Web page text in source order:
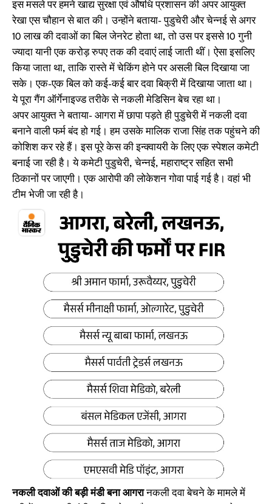
इस मसले पर हमने खाद्य सुरक्षा एवं औषधि प्रशासन की अपर आयुक्त
रेखा एस चौहान से बात की। उन्होंने बताया- पुडुचेरी और चेन्नई से अगर
10 लाख की दवाओं का बिल जेनरेट होता था, तो उस पर इससे 10 गुनी
ज्यादा यानी एक करोड़ रुपए तक की दवाएं लाई जाती थीं। ऐसा इसलिए
किया जाता था, ताकि रास्ते में चेकिंग होने पर असली बिल दिखाया जा
सके। एक-एक बिल को कई-कई बार दवा बिक्री में दिखाया जाता था।
ये पूरा गैंग ऑर्गेनाइज्ड तरीके से नकली मेडिसिन बेच रहा था।
अपर आयुक्त ने बताया- आगरा में छापा पड़ते ही पुडुचेरी में नकली दवा
बनाने वाली फर्म बंद हो गई। हम उसके मालिक राजा सिंह तक पहुंचने की
कोशिश कर रहे हैं। इस पूरे केस की इन्क्वायरी के लिए एक स्पेशल कमेटी
बनाई जा रही है। ये कमेटी पुडुचेरी, चेन्नई, महाराष्ट्र सहित सभी
ठिकानों पर जाएगी। एक आरोपी की लोकेशन गोवा पाई गई है। वहां भी
टीम भेजी जा रही है।
नकली दवाओं की बड़ी मंडी बना आगरानकली दवा बेचने के मामले में